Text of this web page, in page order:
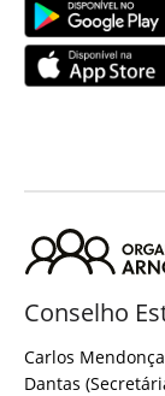
Conselho
Carlos
Dantas